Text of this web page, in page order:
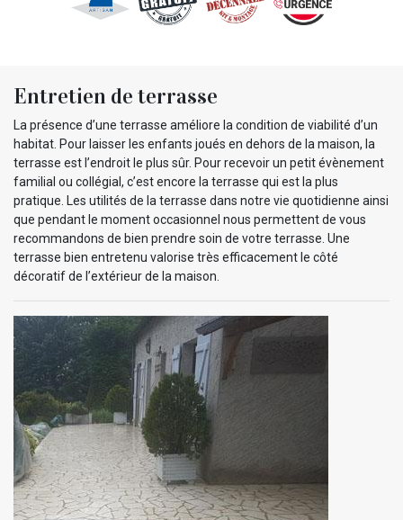
Entretien de terrasse
La présence d’une terrasse améliore la condition de viabilité d’un
habitat. Pour laisser les enfants joués en dehors de la maison, la
terrasse est l’endroit le plus sûr. Pour recevoir un petit évènement
familial ou collégial, c’est encore la terrasse qui est la plus
pratique. Les utilités de la terrasse dans notre vie quotidienne ainsi
que pendant le moment occasionnel nous permettent de vous
recommandons de bien prendre soin de votre terrasse. Une
terrasse bien entretenu valorise très efficacement le côté
décoratif de l’extérieur de la maison.